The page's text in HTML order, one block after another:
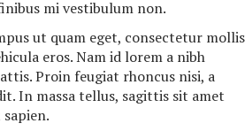
mi vestibulum non.
ut quam eget, consectetur mollis
eros. Nam id lorem a nibh
Proin feugiat rhoncus nisi, a
In massa tellus, sagittis sit amet